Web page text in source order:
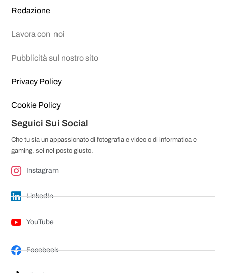
Redazione
Lavora con noi
Pubblicità sul nostro sito
Privacy Policy
Cookie Policy
Seguici Sui Social
Che tu sia un appassionato di fotografia e video o di informatica e
gaming, sei nel posto giusto.
Instagram
LinkedIn
YouTube
Facebook